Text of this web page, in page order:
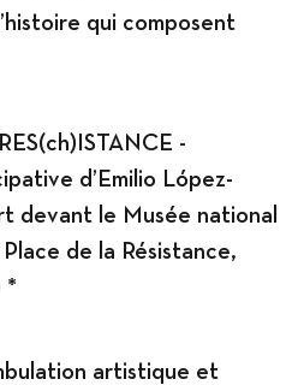
qui composent
-
d’Emilio López-
devant le Musée national
de la Résistance,
*
artistique et